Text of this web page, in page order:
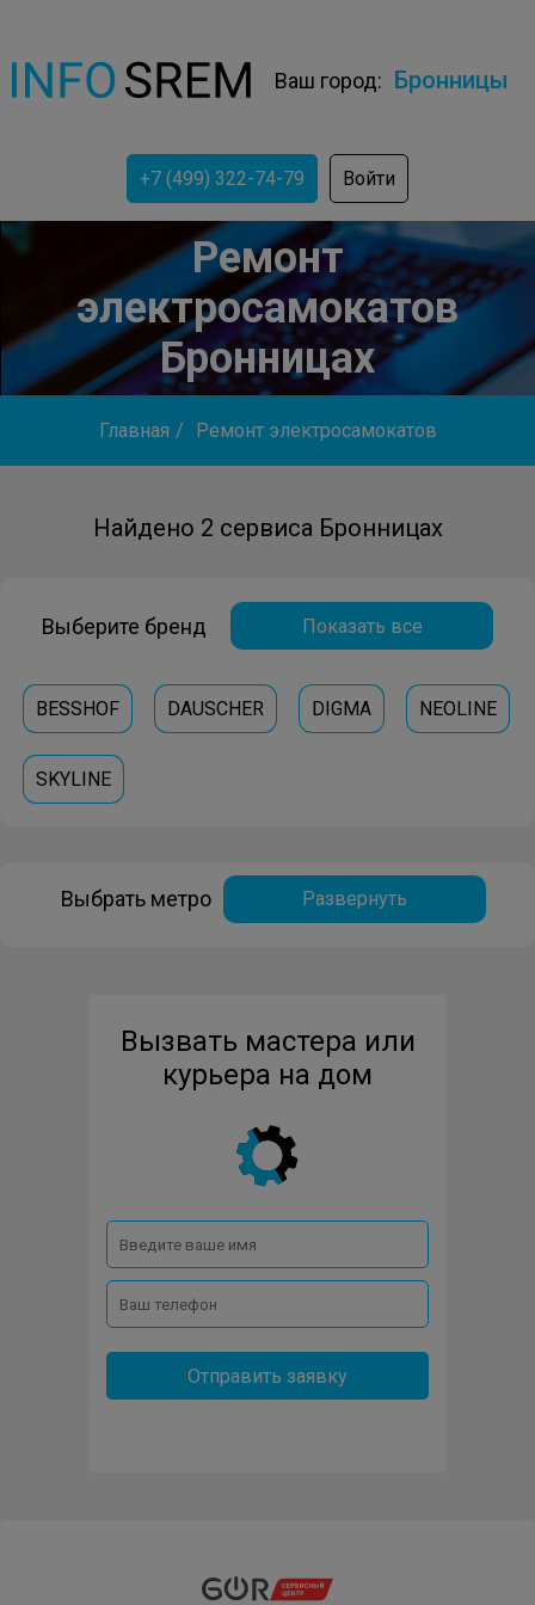
Ваш город: Бронницы
+7 (499) 322-74-79 Войти
Ремонт
электросамокатов
Бронницах
Главная / Ремонт электросамокатов
Найдено 2 сервиса Бронницах
Выберите бренд Показать все
BESSHOF DAUSCHER DIGMA NEOLINE
SKYLINE
Выбрать метро Развернуть
Вызвать мастера или
курьера на дом
Отправить заявку